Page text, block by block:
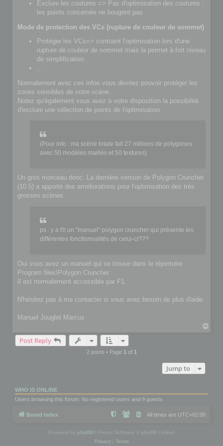
Exclure les coutures => Pas d'optimisation des coutures :
les points concernés ne bougent pas
Mode de protection des VCs (rupture de couleur de sommet)
Protéger les VCs=> contraint l'optimisation lors d'une
rupture de couleur de sommet mais la permet à fort niveau
de simplification.
Normalement avec ces infos vous devriez pouvoir protéger les
zones sensibles de votre scène.
Notez qu'également vous avez à votre disposition la possibilité
d'exclure une sélection de points de l'optimisation.
(Pour info : ma scène totale fait 27 millions de polygones
avec 50 modèles maillés et 50 textures)
Un gros morceau donc. La dernière version de Polygon Cruncher
(10.5) a apporté des améliorations pour l'optimisation des très
grosses scènes.
ps : y a t'il un "manuel" polygon cruncher qui présente les
différentes fonctionnalités de celui-ci???
Oui vous avez un manuel qui se trouve dans le répertoire
Program files\Polygon Cruncher
Il est normalement accessible par F1.
N'hésitez pas à me contacter si vous avez besoin de plus d'aide.
Manuel Jouglet Marcus
Post Reply
2 posts • Page 1 of 1
Jump to
WHO IS ONLINE
Users browsing this forum: No registered users and 9 guests
Board index All times are UTC+02:00
Powered by phpBB ® Forum Software © phpBB Limited
Privacy| Terms